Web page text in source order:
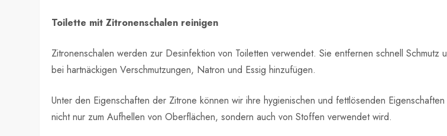
Toilette mit Zitronenschalen reinigen
Zitronenschalen werden zur Desinfektion von Toiletten verwendet. Sie entfernen schnell
bei hartnäckigen Verschmutzungen, Natron und Essig hinzufügen.
Unter den Eigenschaften der Zitrone können wir ihre hygienischen und fettlösenden
nicht nur zum Aufhellen von Oberflächen, sondern auch von Stoffen verwendet wird.